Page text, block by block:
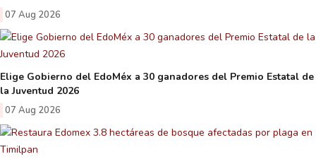
07 Aug 2026
Elige Gobierno del EdoMéx a 30 ganadores del Premio Estatal de
la Juventud 2026
07 Aug 2026